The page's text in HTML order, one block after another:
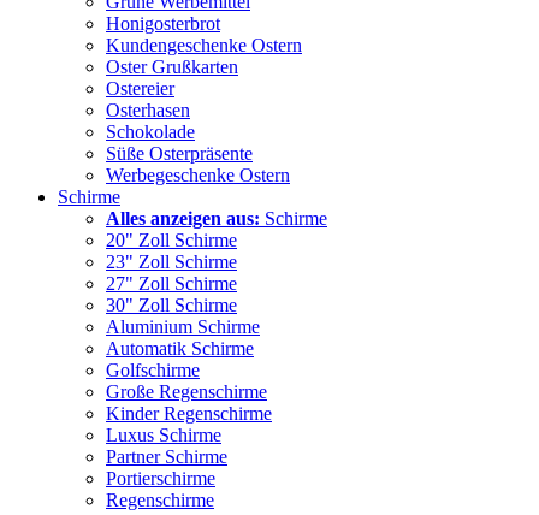
Honigosterbrot
Kundengeschenke Ostern
Oster Grußkarten
Ostereier
Osterhasen
Schokolade
Süße Osterpräsente
Werbegeschenke Ostern
Schirme
Alles anzeigen aus: Schirme
20" Zoll Schirme
23" Zoll Schirme
27" Zoll Schirme
30" Zoll Schirme
Aluminium Schirme
Automatik Schirme
Golfschirme
Große Regenschirme
Kinder Regenschirme
Luxus Schirme
Partner Schirme
Portierschirme
Regenschirme